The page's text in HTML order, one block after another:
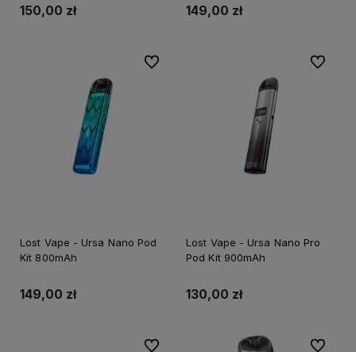
150,00 zł 149,00 zł
Lost Vape - Ursa Nano Pod
Kit 800mAh
149,00 zł
Do ulubionych
Lost Vape - Ursa Nano Pro
Pod Kit 900mAh
130,00 zł
Do
Do ulubionych Do